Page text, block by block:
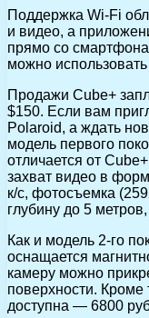
Поддержка Wi-Fi
и видео, а
прямо со
можно
Продажи Cube+
$150. Если вам
Polaroid, а ждать
модель первого
отличается от
захват видео в
к/с, фотосъемка
глубину до 5
Как и модель 2-го
оснащается
камеру можно
поверхности. Кроме
доступна — 6800